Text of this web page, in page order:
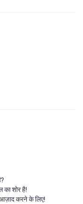
का शोर है!
आज़ाद करने के लिए!